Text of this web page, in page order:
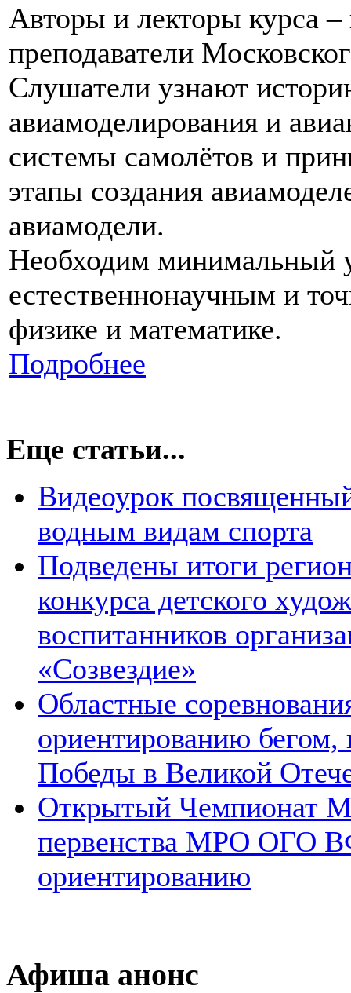
Авторы и лекторы курса
преподаватели
Слушатели узнают
авиамоделирования и
системы самолётов и
этапы создания
авиамодели.
Необходим минимальный
естественнонаучным и
физике и математике.
Подробнее
Еще статьи...
Видеоурок
водным видам спорта
Подведены итоги
конкурса детского
воспитанников
«Созвездие»
Областные
ориентированию
Победы в Великой
Открытый
первенства МРО ОГО
ориентированию
Афиша анонс